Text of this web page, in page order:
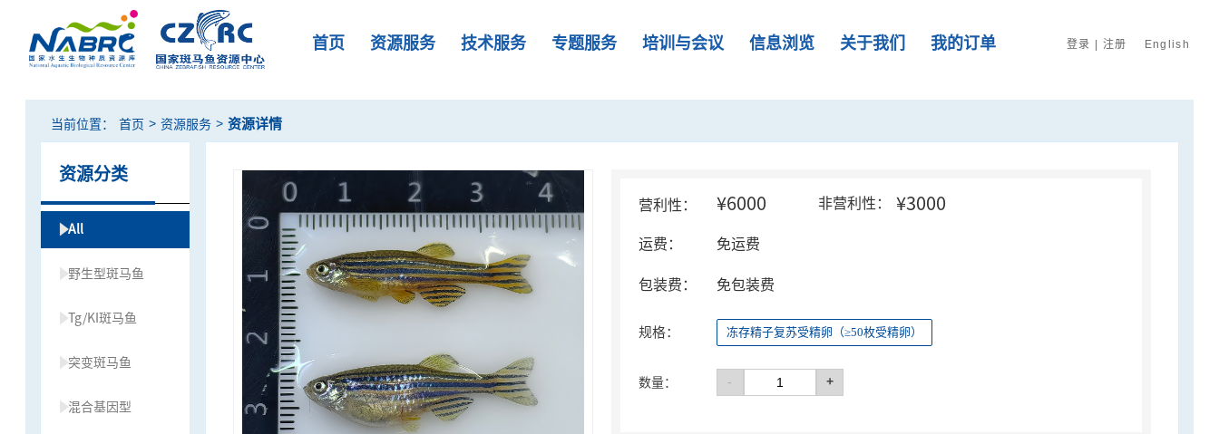
首页 资源服务 技术服务 专题服务 培训与会议 信息浏览 关于我们 我的订单 登录 | 注册 English
当前位置： 首页 > 资源服务 > 资源详情
资源分类
All
野生型斑马鱼
Tg/KI斑马鱼
突变斑马鱼
混合基因型
营利性： ¥6000 非营利性： ¥3000
运费： 免运费
包装费： 免包装费
规格： 冻存精子复苏受精卵（≥50枚受精卵）
数量： - +